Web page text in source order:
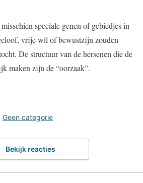
speciale genen of gebiedjes in
vrije wil of bewustzijn zouden
De structuur van de hersenen die de
maken zijn de “oorzaak”.
Geen categorie
Bekijk reacties